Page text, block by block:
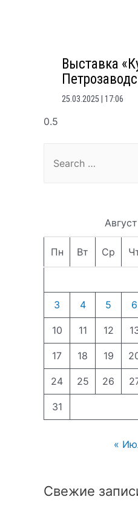
Выставка
25.03.2025 17:06
Пн Вт Ср
3 4 5 6
10 11 12
17 18 19
24 25 26
31
«
Свежие